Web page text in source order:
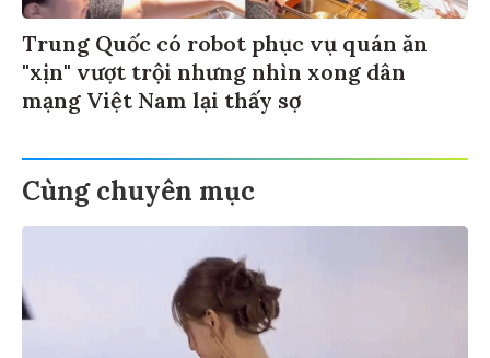
Trung Quốc có robot phục vụ quán ăn
"xịn" vượt trội nhưng nhìn xong dân
mạng Việt Nam lại thấy sợ
Cùng chuyên mục